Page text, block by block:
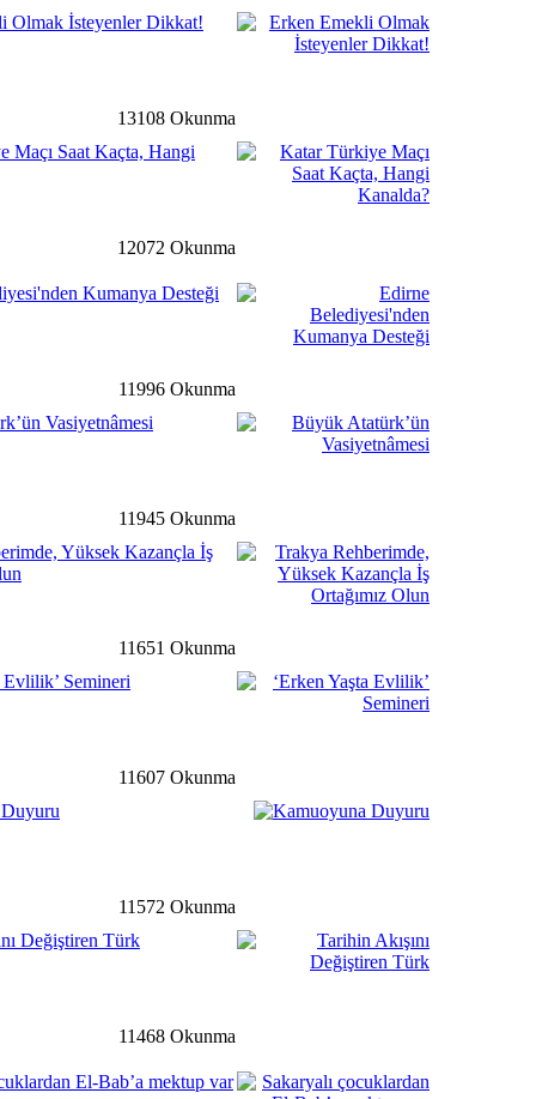
detay ›
detay ›
Söyleşi Hem De
İle Atatürk Kültür
araya geldi
Olmak İsteyenler Dikkat!
13108 Okunma
Maçı Saat Kaçta, Hangi
12072 Okunma
Kumanya Desteği
11996 Okunma
Vasiyetnâmesi
11945 Okunma
Yüksek Kazançla İş
11651 Okunma
Evlilik’ Semineri
11607 Okunma
11572 Okunma
Değiştiren Türk
11468 Okunma
El-Bab’a mektup var